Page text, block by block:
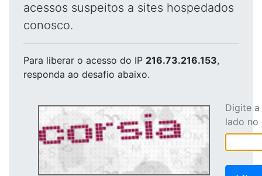
acessos suspeitos a sites hospedados
conosco.
Para liberar o acesso do IP 216.73.216.153,
responda ao desafio abaixo.
Digite
lado no